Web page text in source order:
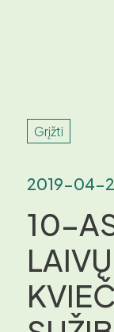
Grįžti
2019-04-
10-